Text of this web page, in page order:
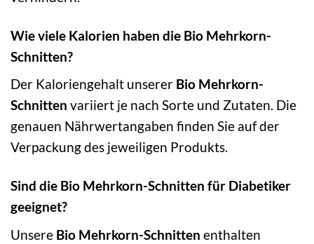
Wie viele Kalorien haben die Bio Mehrkorn-
Schnitten?
Der Kaloriengehalt unserer Bio Mehrkorn-
Schnitten variiert je nach Sorte und Zutaten. Die
genauen Nährwertangaben finden Sie auf der
Verpackung des jeweiligen Produkts.
Sind die Bio Mehrkorn-Schnitten für Diabetiker
geeignet?
Unsere Bio Mehrkorn-Schnitten enthalten